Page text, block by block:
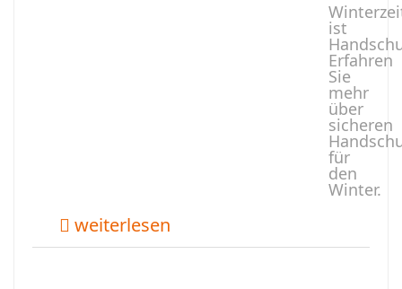
ist
Erfahren
Sie
mehr
über
sicheren
für
den
Winter.
weiterlesen